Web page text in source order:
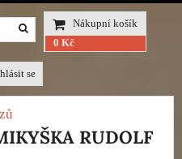
Nákupní košík
0 Kč
se
RUDOLF